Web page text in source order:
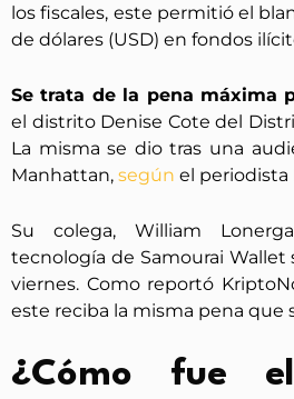
los fiscales, este permitió el
de dólares (USD) en fondos
Se trata de la pena máxima
el distrito Denise Cote del
La misma se dio tras una
Manhattan, según el periodista
Su colega, William
tecnología de Samourai Wallet
viernes. Como reportó
este reciba la misma pena que
¿Cómo fue